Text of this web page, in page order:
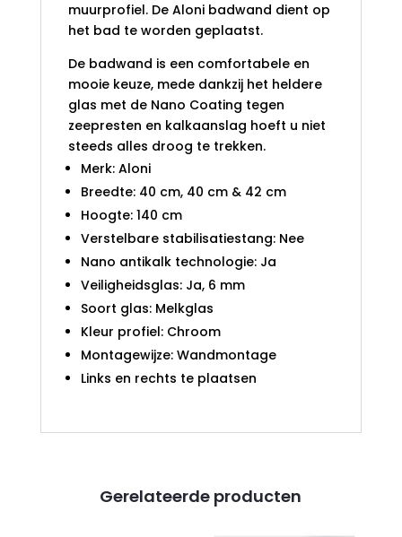
muurprofiel. De Aloni badwand dient op
het bad te worden geplaatst.
De badwand is een comfortabele en
mooie keuze, mede dankzij het heldere
glas met de Nano Coating tegen
zeepresten en kalkaanslag hoeft u niet
steeds alles droog te trekken.
Merk: Aloni
Breedte: 40 cm, 40 cm & 42 cm
Hoogte: 140 cm
Verstelbare stabilisatiestang: Nee
Nano antikalk technologie: Ja
Veiligheidsglas: Ja, 6 mm
Soort glas: Melkglas
Kleur profiel: Chroom
Montagewijze: Wandmontage
Links en rechts te plaatsen
Gerelateerde producten